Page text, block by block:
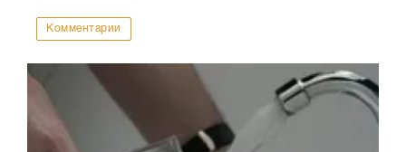
Комментарии